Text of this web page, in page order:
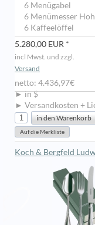
6 Menügabel
6 Menümesser
6 Kaffeelöffel
5.280,00 EUR *
incl Mwst. und zzgl.
Versand
netto: 4.436,97€
► in $
► Versandkosten +
Koch & Bergfeld